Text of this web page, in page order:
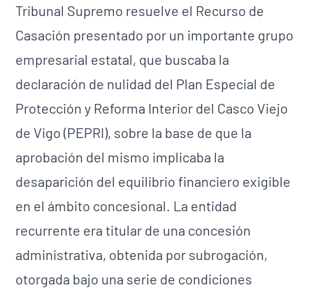
Tribunal Supremo resuelve el Recurso de
Casación presentado por un importante grupo
empresarial estatal, que buscaba la
declaración de nulidad del Plan Especial de
Protección y Reforma Interior del Casco Viejo
de Vigo (PEPRI), sobre la base de que la
aprobación del mismo implicaba la
desaparición del equilibrio financiero exigible
en el ámbito concesional. La entidad
recurrente era titular de una concesión
administrativa, obtenida por subrogación,
otorgada bajo una serie de condiciones